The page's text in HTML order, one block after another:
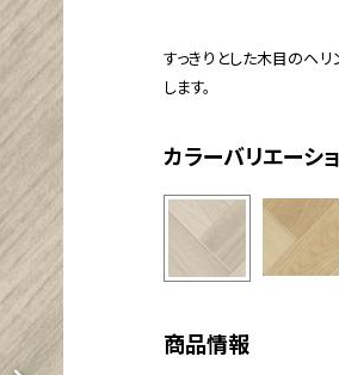
すっきりとした木目のヘ
します。
カラーバリエーシ
商品情報